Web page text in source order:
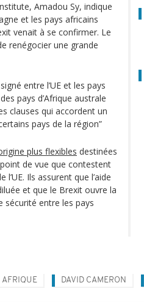
Amadou Sy, indique
et les pays africains
venait à se confirmer. Le
renégocier une grande
entre l’UE et les pays
pays d’Afrique australe
clauses qui accordent un
pays de la région”
plus flexibles destinées
de vue que contestent
Ils assurent que l’aide
et que le Brexit ouvre la
sécurité entre les pays
AFRIQUE DAVID CAMERON